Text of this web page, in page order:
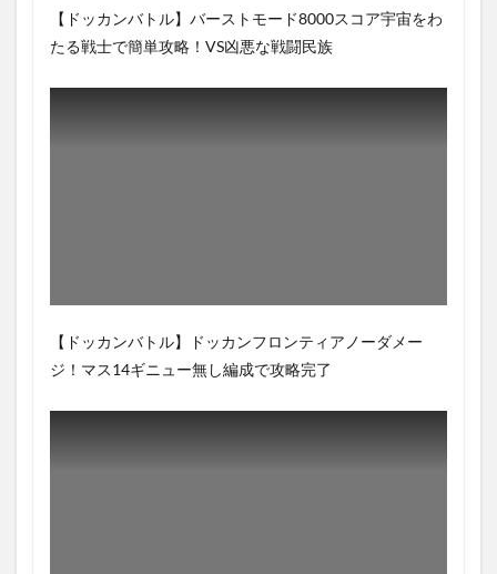
【ドッカンバトル】バーストモード8000スコア宇宙をわ
たる戦士で簡単攻略！VS凶悪な戦闘民族
【ドッカンバトル】ドッカンフロンティアノーダメー
ジ！マス14ギニュー無し編成で攻略完了